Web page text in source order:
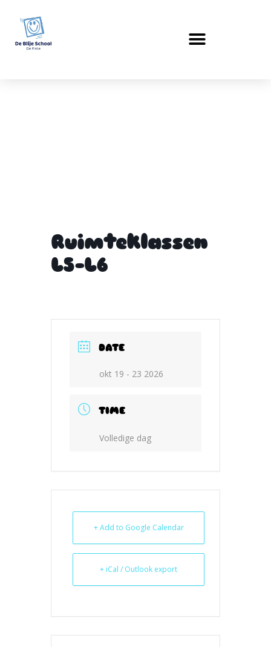
Ruimteklassen
L5-L6
DATE
okt 19 - 23 2026
TIME
Volledige dag
+ Add to Google Calendar
+ iCal / Outlook export